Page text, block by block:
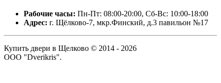
Рабочие часы: Пн-Пт: 08:00-20:00, Сб-Вс: 10:00-18:00
Адрес: г. Щёлково-7, мкр.Финский, д.3 павильон №17
Купить двери в Щелково © 2014 - 2026
ООО "Dverikris".